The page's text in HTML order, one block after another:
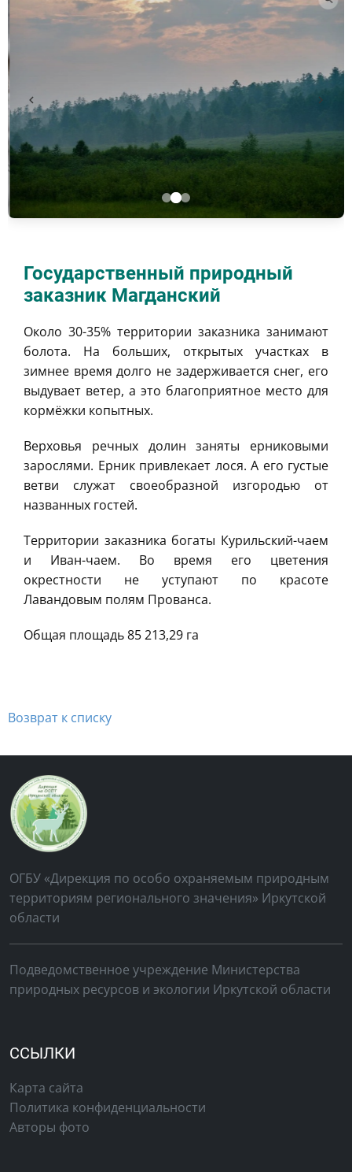
Государственный природный
заказник Магданский
Около 30-35% территории заказника занимают
болота. На больших, открытых участках в
зимнее время долго не задерживается снег, его
выдувает ветер, а это благоприятное место для
кормёжки копытных.
Верховья речных долин заняты ерниковыми
зарослями. Ерник привлекает лося. А его густые
ветви служат своеобразной изгородью от
названных гостей.
Территории заказника богаты Курильский-чаем
и Иван-чаем. Во время его цветения
окрестности не уступают по красоте
Лавандовым полям Прованса.
Общая площадь 85 213,29 га
Возврат к списку
ОГБУ «Дирекция по особо охраняемым природным
территориям регионального значения» Иркутской
области
Подведомственное учреждение Министерства
природных ресурсов и экологии Иркутской области
ССЫЛКИ
Карта сайта
Политика конфиденциальности
Авторы фото